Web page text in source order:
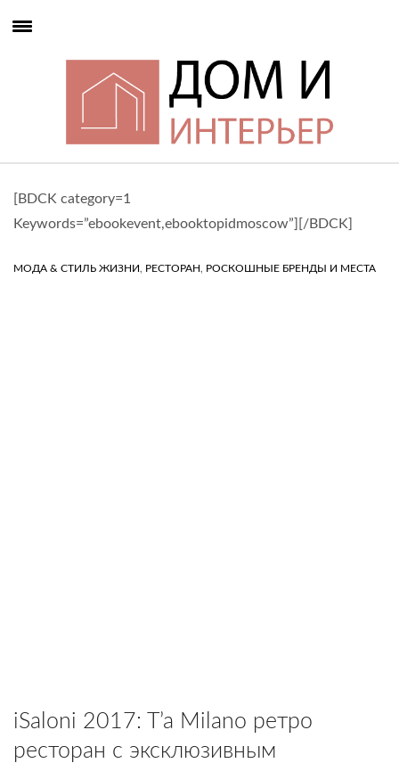
[BDCK category=1
Keywords=”ebookevent,ebooktopidmoscow”][/BDCK]
МОДА & СТИЛЬ ЖИЗНИ, РЕСТОРАН, РОСКОШНЫЕ БРЕНДЫ И МЕСТА
iSaloni 2017: T’a Milano ретро
ресторан с эксклюзивным